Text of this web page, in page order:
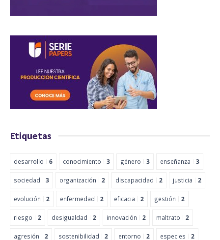
Etiquetas
desarrollo 6 conocimiento 3 género 3 enseñanza 3
sociedad 3 organización 2 discapacidad 2 justicia 2
evolución 2 enfermedad 2 eficacia 2 gestión 2
riesgo 2 desigualdad 2 innovación 2 maltrato 2
agresión 2 sostenibilidad 2 entorno 2 especies 2